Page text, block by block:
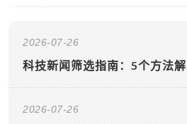
2026-07-26
科技新闻筛选指南：5个方法
2026-07-26